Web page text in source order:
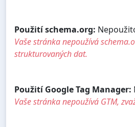
Použití schema.org:
Vaše stránka nepoužívá
strukturovaných dat.
Použití Google Tag Manager:
Vaše stránka nepoužívá GTM,